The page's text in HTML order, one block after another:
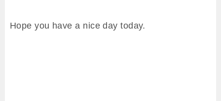
Hope you have a nice day today.